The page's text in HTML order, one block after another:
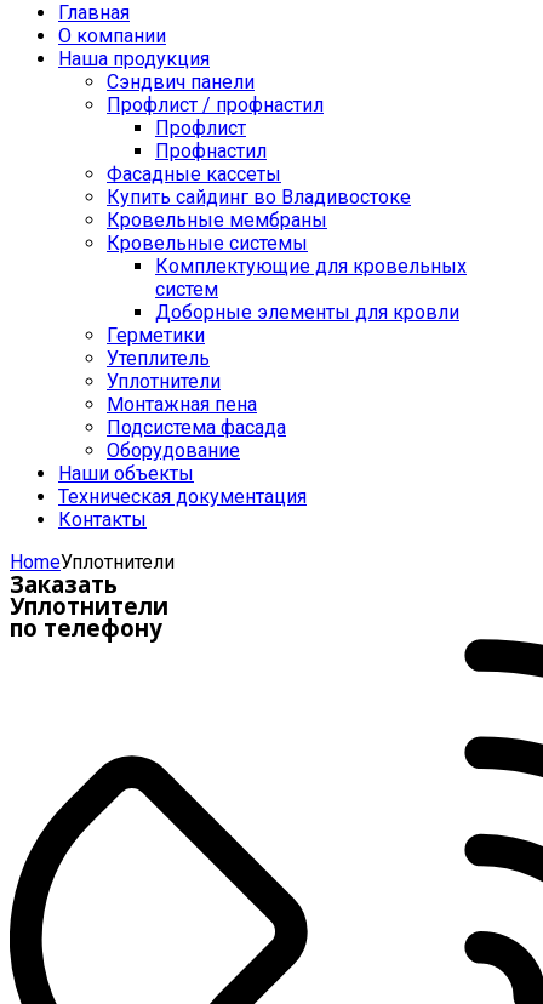
Главная
О компании
Наша продукция
Сэндвич панели
Профлист / профнастил
Профлист
Профнастил
Фасадные кассеты
Купить сайдинг во Владивостоке
Кровельные мембраны
Кровельные системы
Комплектующие для кровельных
систем
Доборные элементы для кровли
Герметики
Утеплитель
Уплотнители
Монтажная пена
Подсистема фасада
Оборудование
Наши объекты
Техническая документация
Контакты
HomeУплотнители
Заказать
Уплотнители
по телефону